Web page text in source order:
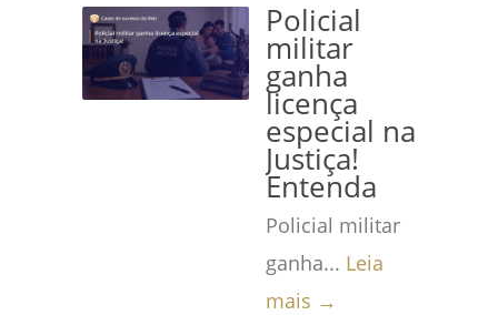
Policial
militar
ganha
licença
especial na
Justiça!
Entenda
Policial militar
ganha... Leia
mais →